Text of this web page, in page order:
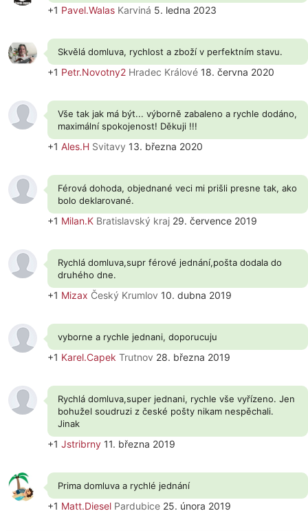
+1 Pavel.Walas Karviná 5. ledna 2023
Skvělá domluva, rychlost a zboží v perfektním stavu.
+1 Petr.Novotny2 Hradec Králové 18. června 2020
Vše tak jak má být... výborně zabaleno a rychle dodáno,
maximální spokojenost! Děkuji !!!
+1 Ales.H Svitavy 13. března 2020
Férová dohoda, objednané veci mi prišli presne tak, ako
bolo deklarované.
+1 Milan.K Bratislavský kraj 29. července 2019
Rychlá domluva,supr férové jednání,pošta dodala do
druhého dne.
+1 Mizax Český Krumlov 10. dubna 2019
vyborne a rychle jednani, doporucuju
+1 Karel.Capek Trutnov 28. března 2019
Rychlá domluva,super jednani, rychle vše vyřízeno. Jen
bohužel soudruzi z české pošty nikam nespěchali.
Jinak
+1 Jstribrny 11. března 2019
Prima domluva a rychlé jednání
+1 Matt.Diesel Pardubice 25. února 2019